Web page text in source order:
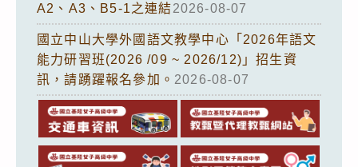
A2、A3、B5-1之連結2026-08-07
國立中山大學外國語文教學中心「2026年語文
能力研習班(2026 /09 ~ 2026/12)」招生資
訊，請踴躍報名參加。 2026-08-07